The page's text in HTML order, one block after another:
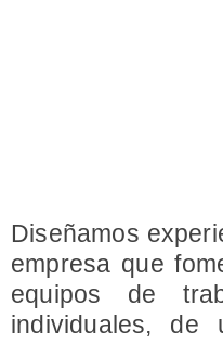
Diseñamos
empresa que
equipos de
individuales, de